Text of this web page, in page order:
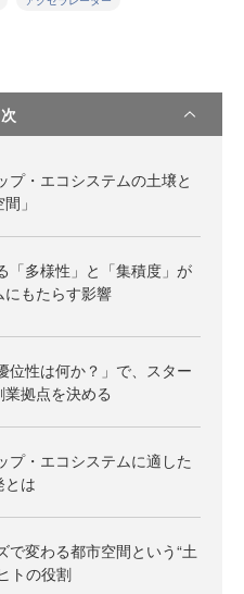
プ・エコシステムの土壌と
」
「多様性」と「集積度」が
にもたらす影響
位性は何か？」で、スター
業拠点を決める
プ・エコシステムに適した
とは
で変わる都市空間という“土
トの役割